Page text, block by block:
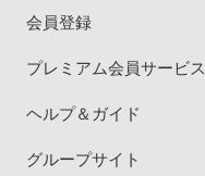
会員登録
プレミアム会員サービス
ヘルプ＆ガイド
グループサイト